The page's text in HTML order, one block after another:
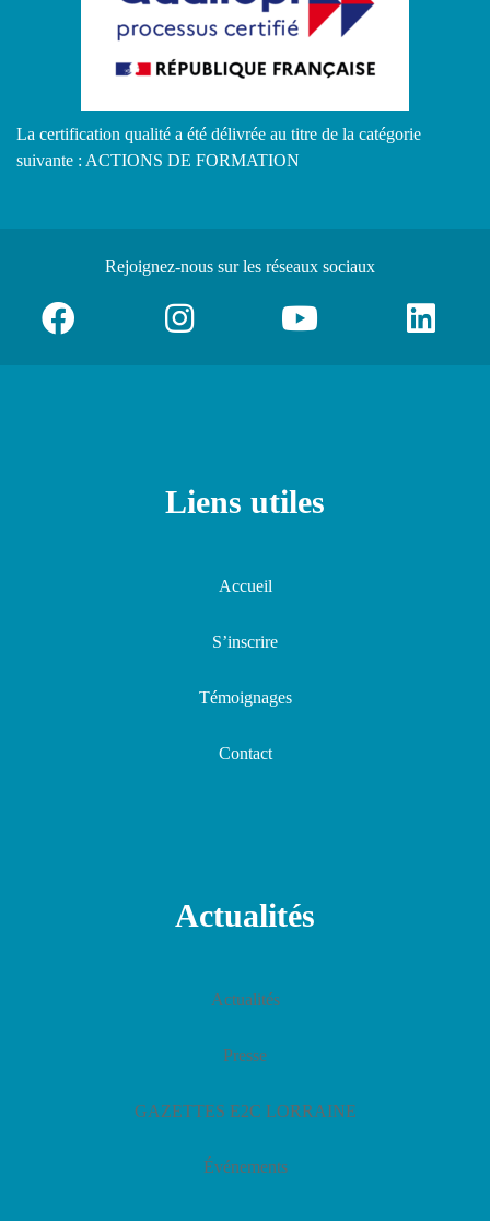
La certification qualité a été délivrée au titre de la catégorie
suivante : ACTIONS DE FORMATION
Rejoignez-nous sur les réseaux sociaux
Liens utiles
Accueil
S’inscrire
Témoignages
Contact
Actualités
Actualités
Presse
GAZETTES E2C LORRAINE
Événements